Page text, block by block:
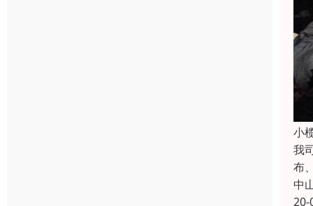
小
我
布
中
20-